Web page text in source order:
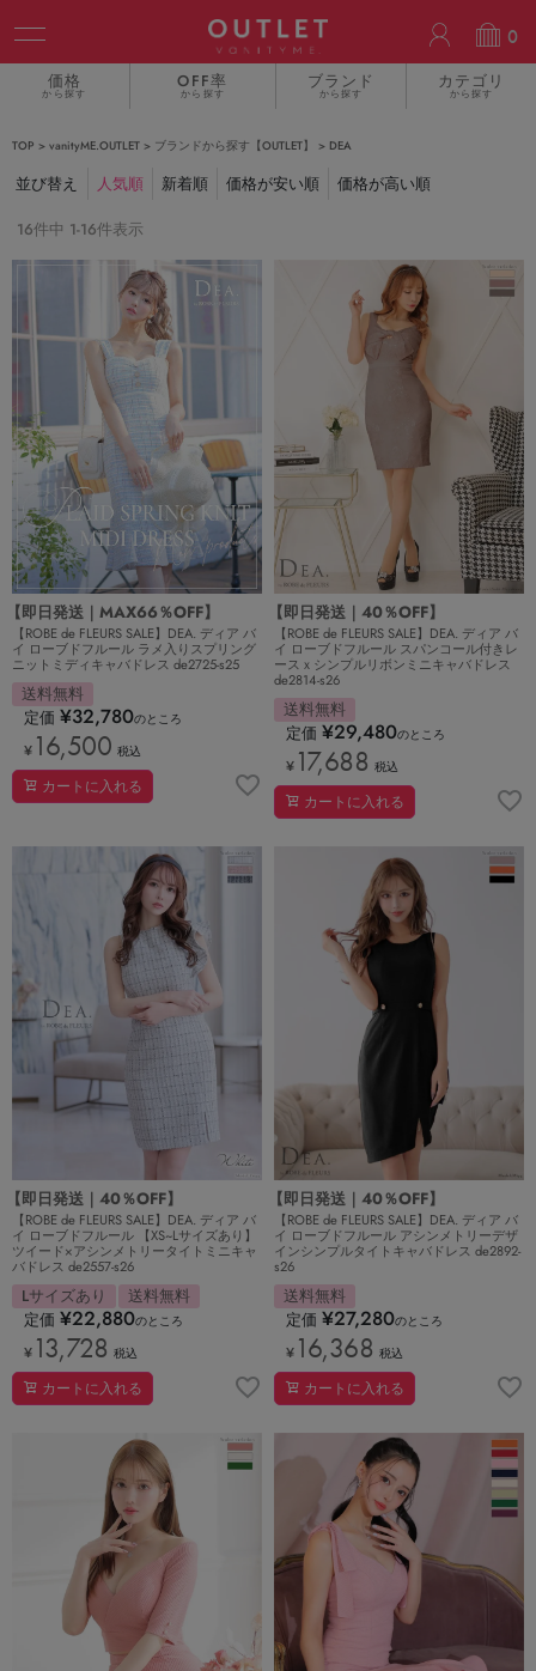
0
価格
から探す
OFF率
から探す
ブランド
から探す
カテゴリ
から探す
TOP vanityME.OUTLET ブランドから探す【OUTLET】 DEA
並び替え 人気順 新着順 価格が安い順
価格が高い順
16件中 1-16件表示
【即日発送｜MAX66％OFF】
【ROBE de FLEURS SALE】DEA. ディア バ
イ ローブドフルール ラメ入りスプリング
ニットミディキャバドレス de2725-s25
送料無料
定価 ¥32,780のところ
¥ 16,500 税込
カートに入れる
【即日発送｜40％OFF】
【ROBE de FLEURS SALE】DEA. ディア バ
イ ローブドフルール スパンコール付きレ
ースｘシンプルリボンミニキャバドレス
de2814-s26
送料無料
定価 ¥29,480のところ
¥ 17,688 税込
カートに入れる
【即日発送｜40％OFF】
【ROBE de FLEURS SALE】DEA. ディア バ
イ ローブドフルール 【XS~Lサイズあり】
ツイード×アシンメトリータイトミニキャ
バドレス de2557-s26
Lサイズあり
送料無料
定価 ¥22,880のところ
¥ 13,728 税込
カートに入れる
【即日発送｜40％OFF】
【ROBE de FLEURS SALE】DEA. ディア バ
イ ローブドフルール アシンメトリーデザ
インシンプルタイトキャバドレス de2892-
s26
送料無料
定価 ¥27,280のところ
¥ 16,368 税込
カートに入れる